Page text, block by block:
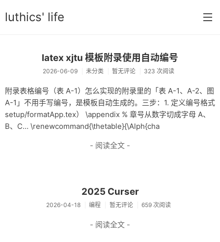
luthics' life
首页
分类
学习
编程
游戏
latex xjtu 模板附录使用自动编号
2026-06-09 未分类 暂无评论 323 次阅读
附录表格编号（表 A-1）怎么实现的附录里的「表 A-1、A-2、图
A-1」不用手写编号，是模板自动生成的。三步：1. 定义编号格式
setup/formatApp.tex） \appendix % 章号从数字切成字母 A、
B、C… \renewcommand{\thetable}{\Alph{cha
- 阅读全文 -
2025 Curser
2026-04-18 编程 暂无评论 659 次阅读
- 阅读全文 -